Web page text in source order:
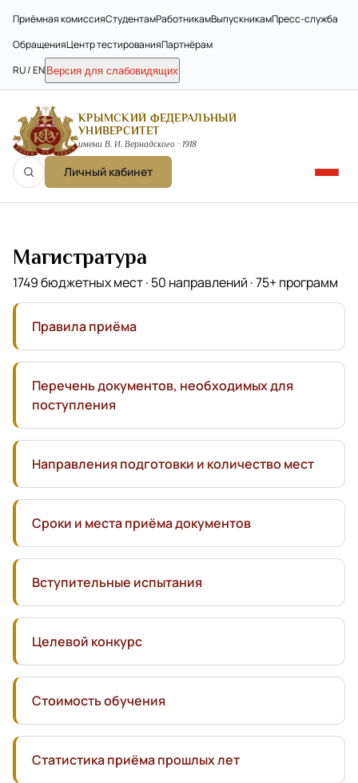
Приёмная комиссияСтудентамРаботникамВыпускникамПресс-служба
ОбращенияЦентр тестированияПартнёрам
RU / EN Версия для слабовидящих
КРЫМСКИЙ ФЕДЕРАЛЬНЫЙ
УНИВЕРСИТЕТ
имени В. И. Вернадского · 1918
Личный кабинет
Магистратура
1749 бюджетных мест · 50 направлений · 75+ программ
Правила приёма
Перечень документов, необходимых для
поступления
Направления подготовки и количество мест
Сроки и места приёма документов
Вступительные испытания
Целевой конкурс
Стоимость обучения
Статистика приёма прошлых лет